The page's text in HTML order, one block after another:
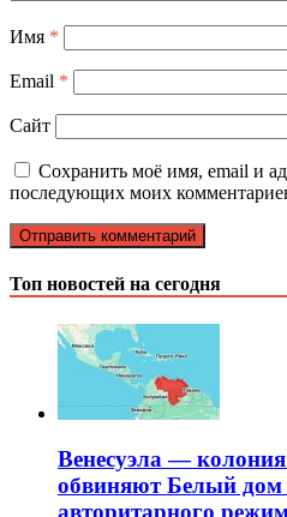
Имя *
Email *
Сайт
Сохранить моё имя, email и
последующих моих
Топ новостей на сегодня
Венесуэла —
обвиняют Белый дом